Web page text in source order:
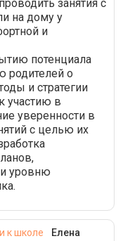
занятия с
на дому у
и
потенциала
родителей о
и стратегии
участию в
уверенности в
с целью их
уровню
к школе
Елена